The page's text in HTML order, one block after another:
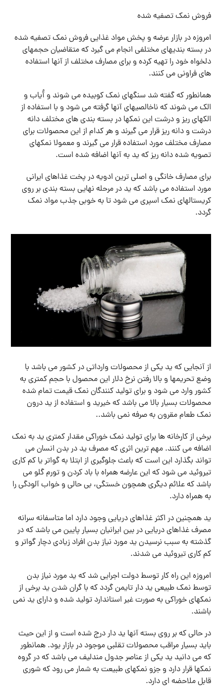
فروش نمک تصفیه شده
امروزه در بازار عرضه و پخش مواد غذایی فروش نمک تصفیه شده
در بسته بندیهای مختلفی انجام می گیرد که متقاضیان حجمهای
دلخواه خود را تهیه کرده و برای مصارف مختلف از آنها استفاده
های فراونی می کنند.
همانطور که گفته شد سنگهای نمک کوبیده می شوند و آُیاب و
الک می شوند که ناخالصیهای آنها گرفته می شود و با استفاده از
الکهای ریز و درشت این نمکها در بسته بندی های مختلف دانه
درشت و دانه ریز قرار می گیرند و هر کدام از این محصولات برای
مصارف مختلف مورد استفاده قرار می گیرند و معمولا نمکهای
تصویه شده دانه ریز که ید به آنها اضافه شده است.
برای مصارف خانگی و اصلی ترین ادویه در پخت غذاهای ایرانی
مورد استفاده می باشد که ید در مرحله نهایی بسته بندی بر روی
کریستالهای نمک اسپری می شود تا به خوبی جذب مواد نمک
گردد.
از آنجایی که ید یکی از محصولات وارداتی در کشور می باشد با
وضع تحریمها و بالا رفتن نرخ دلار این محصول با حجم کمتری به
کشور وارد می شود و برای تولید کنندگان نمک قیمت تمام شده
محصولات بسیار بالا می باشد که خیرید و استفاده از ید درون
نمک طعام مقرون به صرفه نمی باشد..
برخی از کارخانه ها برای تولید نمک خوراکی مقدار کمتری ید به نمک
اضافه می کنند. مهم ترین اثری که مصرف ید در بدن انسان می
تواند بگذارد این است که باعث جلوگیری از ابتلا به گواتر یا کم کاری
تیروئید می شود که این عارضه همراه با باد کردن و تورم گلو می
باشد که علائم دیگری همچون خستگی، بی حالی و خواب آلودگی را
به همراه دارد.
ید همچنین در اکثر غذاهای دریایی وجود دارد اما متاسفانه سرانه
مصرف غذاهای دریایی در بین ایرانیان بسیار پایین می باشد که در
گذشته به سبب نرسیدن ید مورد نیاز بدن افراد زیادی دچار گواتر و
کم کاری تیروئید می شدند.
امروزه این راه کار توسط دولت اجرایی شد که ید مورد نیاز بدن
توسط نمک طبیعی ید دار تایمن گردد که با گران شدن ید برخی از
نمکهای خوراکی به صورت غیر استاندارد تولید شده و دارای ید نمی
باشند.
در حالی که بر روی بسته آنها ید دار درج شده است و از این حیث
باید بسیار مراقب محصولات تقلبی موجود در بازار بود. همانطور
که می دانید ید یکی از عناصر جدول مندلیف می باشد که در گروه
نمکها قرار دارد و جزو نمکهای طبیعت به شمار می رود که شوری
قابل ملاحضه ای دارد.